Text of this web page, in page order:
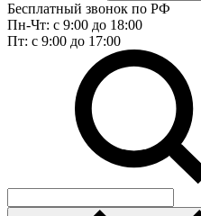
Бесплатный звонок по РФ
Пн-Чт: с 9:00 до 18:00
Пт: с 9:00 до 17:00